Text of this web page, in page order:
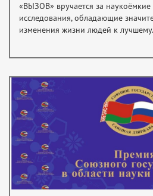
«ВЫЗОВ» вручается за наукоёмкие
исследования, обладающие
изменения жизни людей к лучшему.